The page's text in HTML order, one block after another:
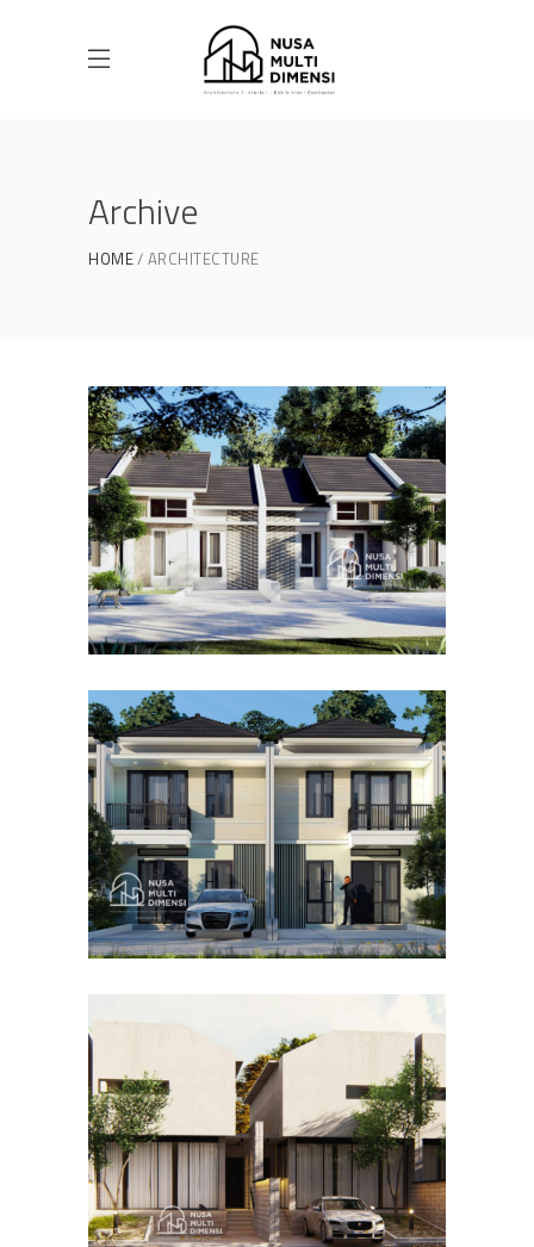
Archive
HOME ARCHITECTURE
Desain Cluster Premier 3 di
Cibinong Bogor
DESAIN RUMAH TERBAIK
Desain Cluster Premier 4 di
Cibinong Bogor
DESAIN RUMAH TERBAIK
Desain Concrete House di
Cinere Depok
DESAIN RUMAH TERBAIK